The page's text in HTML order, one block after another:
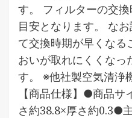
す。 フィルターの交
目安となります。 な
て交換時期が早くなる
おいが取れにくくなっ
す。 ※他社製空気清浄
【商品仕様】●商品
さ約38.8×厚さ約0.3●